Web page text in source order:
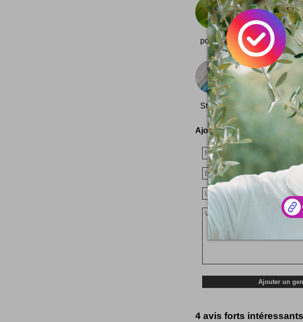
Qui veut un lien ?
Un jeu qu'il est
pour les geeks et
poils. De...
Un iceberg dans
Et une belle page
Pas pour les
Stacking toy a été pensé par
Ajoutez votre avis !
4 avis forts intéressants